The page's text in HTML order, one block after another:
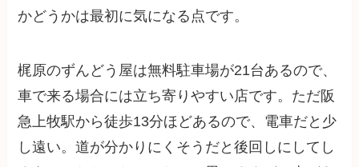
かどうかは最初に気になる点です。
梶原のずんどう屋は無料駐車場が21台あるので、
車で来る場合には立ち寄りやすい店です。ただ阪
急上牧駅から徒歩13分ほどあるので、電車だと少
し遠い。道が分かりにくそうだと後回しにしてし